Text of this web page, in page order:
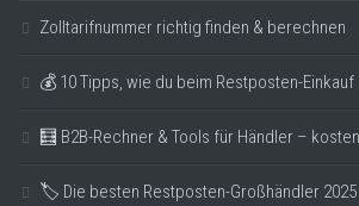
Zolltarifnummer richtig finden & berechnen
💰 10 Tipps, wie du beim Restposten-
🧮 B2B-Rechner & Tools für Händler –
🏷️ Die besten Restposten-Großhändler